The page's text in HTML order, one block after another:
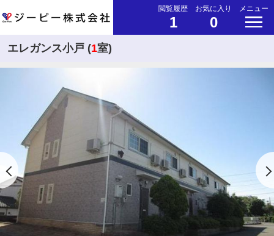
閲覧履歴
1
お気に入り
0
メニュー
エレガンス小戸 (1室)